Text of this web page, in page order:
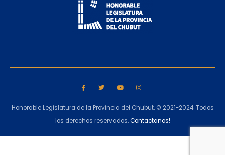
Honorable Legislatura de la Provincia del Chubut. © 2021-2024. Todos
los derechos reservados.Contactanos!